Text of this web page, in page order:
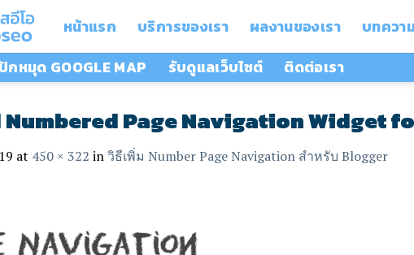
หน้าแรก บริการของเรา ผลงานของเรา บทควา
กหมุด GOOGLE MAP รับดูแลเว็บไซต์ ติดต่อเรา
Numbered Page Navigation Widget
at 450 × 322 inวิธีเพิ่ม Number Page Navigation สำหรับ Blogger